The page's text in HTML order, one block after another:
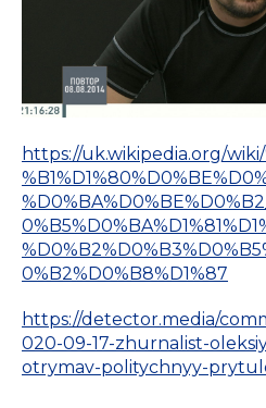
https://uk.wikipedia.org/
0%B2%D0%B8%D1%87
https://detector.media/
020-09-17-zhurnalist-
otrymav-politychnyy-